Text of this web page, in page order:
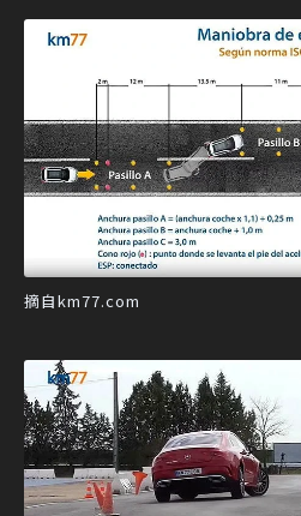
摘自km77.com